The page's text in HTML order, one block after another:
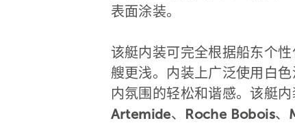
表面涂装。
该艇内装可完全根据船东个
艘更浅。内装上广泛使用白
内氛围的轻松和谐感。该艇
Artemide、 Roche Bobois、